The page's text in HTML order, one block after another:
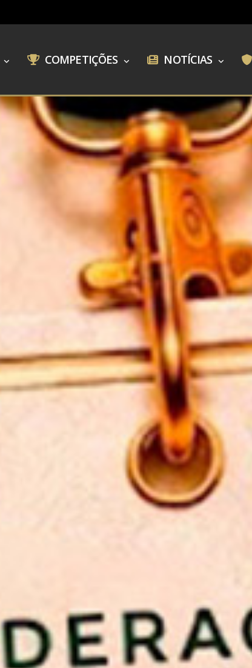
COMPETIÇÕES NOTÍCIAS